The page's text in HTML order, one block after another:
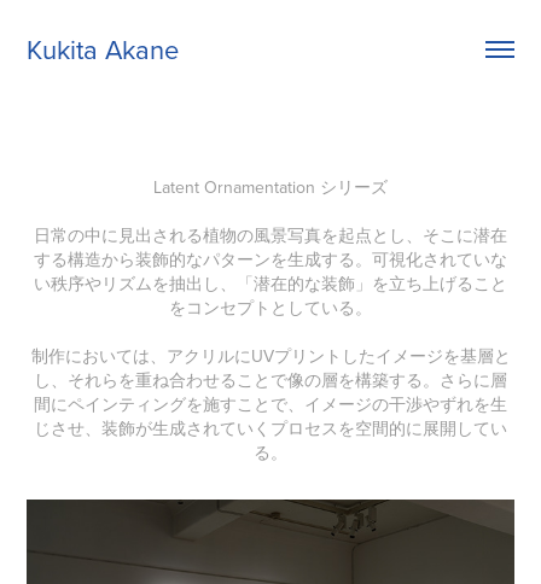
Kukita Akane
Latent Ornamentation シリーズ
日常の中に見出される植物の風景写真を起点とし、そこに潜在
する構造から装飾的なパターンを生成する。可視化されていな
い秩序やリズムを抽出し、「潜在的な装飾」を立ち上げること
をコンセプトとしている。
制作においては、アクリルにUVプリントしたイメージを基層と
し、それらを重ね合わせることで像の層を構築する。さらに層
間にペインティングを施すことで、イメージの干渉やずれを生
じさせ、装飾が生成されていくプロセスを空間的に展開してい
る。